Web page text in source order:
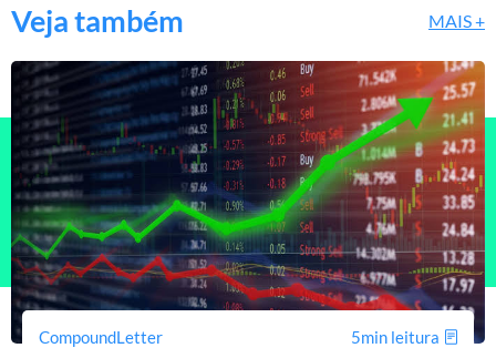
Veja também MAIS +
CompoundLetter 5min leitura